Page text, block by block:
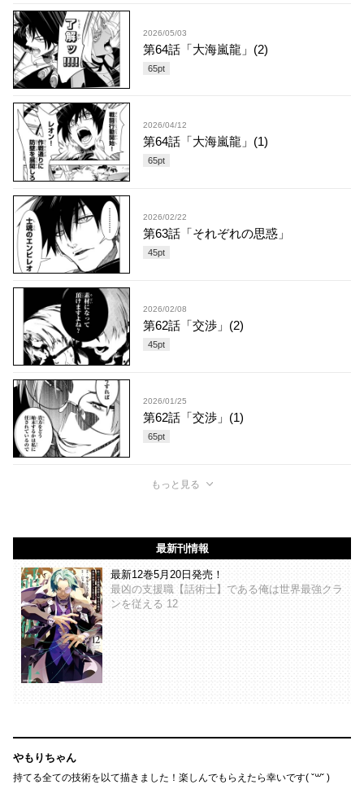
2026/05/03
第64話「大海嵐龍」(2)
65pt
2026/04/12
第64話「大海嵐龍」(1)
65pt
2026/02/22
第63話「それぞれの思惑」
45pt
2026/02/08
第62話「交渉」(2)
45pt
2026/01/25
第62話「交渉」(1)
65pt
もっと見る
最新刊情報
最新12巻5月20日発売！
最凶の支援職【話術士】である俺は世界最強クラ
ンを従える 12
やもりちゃん
持てる全ての技術を以て描きました！楽しんでもらえたら幸いです( ˇ꒳​ˇ )